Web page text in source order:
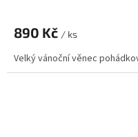
890 Kč / ks
Velký vánoční věnec